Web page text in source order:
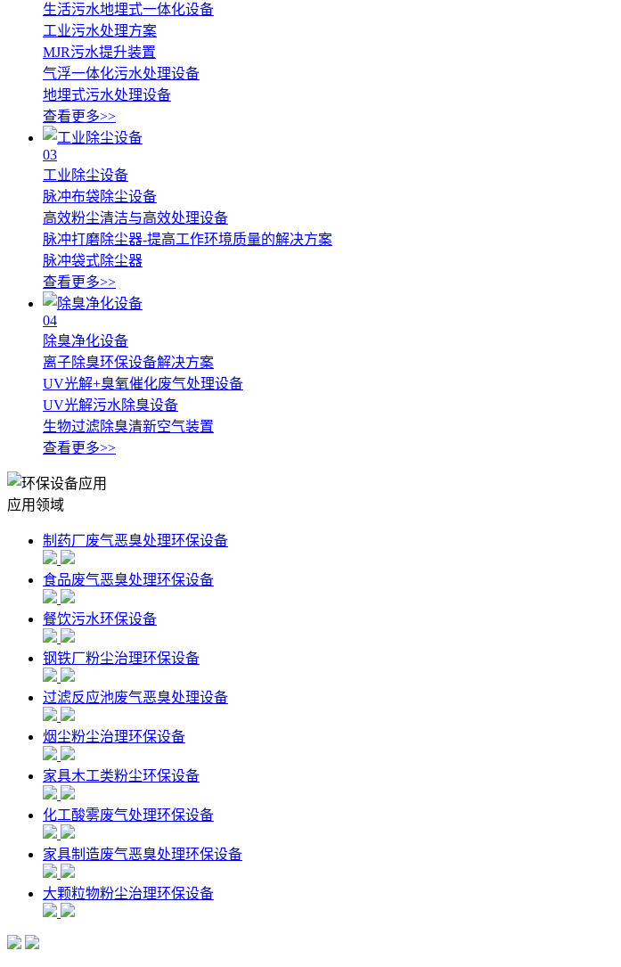
生活污水地埋式一体化设备
工业污水处理方案
MJR污水提升装置
气浮一体化污水处理设备
地埋式污水处理设备
查看更多>>
03
工业除尘设备
脉冲布袋除尘设备
高效粉尘清洁与高效处理设备
脉冲打磨除尘器-提高工作环境质量的解决方案
脉冲袋式除尘器
查看更多>>
04
除臭净化设备
离子除臭环保设备解决方案
UV光解+臭氧催化废气处理设备
UV光解污水除臭设备
生物过滤除臭清新空气装置
查看更多>>
应用领域
制药厂废气恶臭处理环保设备
食品废气恶臭处理环保设备
餐饮污水环保设备
钢铁厂粉尘治理环保设备
过滤反应池废气恶臭处理设备
烟尘粉尘治理环保设备
家具木工类粉尘环保设备
化工酸雾废气处理环保设备
家具制造废气恶臭处理环保设备
大颗粒物粉尘治理环保设备